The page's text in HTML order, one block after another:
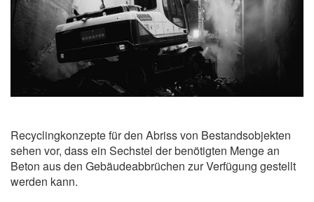
Recyclingkonzepte für den Abriss von Bestandsobjekten
sehen vor, dass ein Sechstel der benötigten Menge an
Beton aus den Gebäudeabbrüchen zur Verfügung gestellt
werden kann.